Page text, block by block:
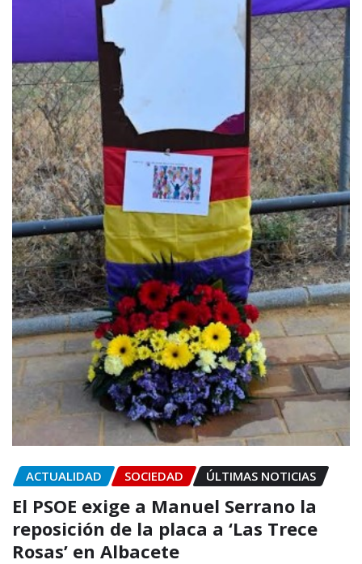
ACTUALIDAD SOCIEDAD ÚLTIMAS NOTICIAS
El PSOE exige a Manuel Serrano la
reposición de la placa a ‘Las Trece
Rosas’ en Albacete